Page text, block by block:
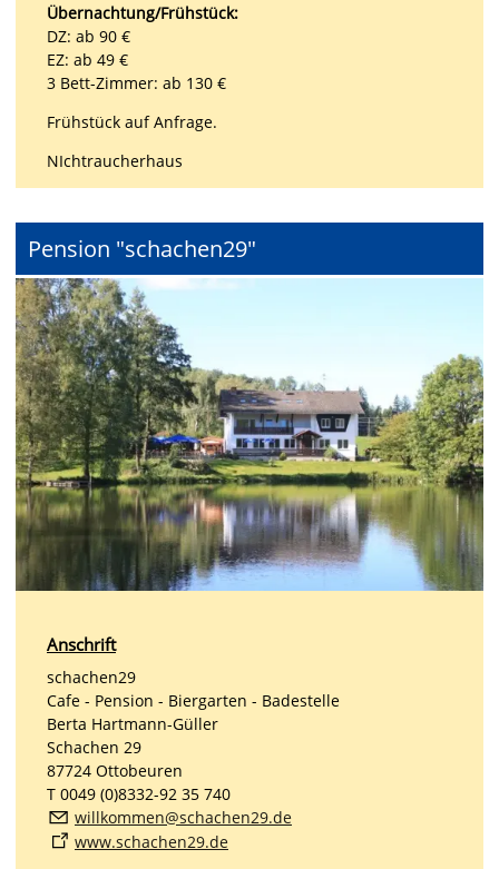
Übernachtung/Frühstück:
DZ: ab 90 €
EZ: ab 49 €
3 Bett-Zimmer: ab 130 €
Frühstück auf Anfrage.
NIchtraucherhaus
Pension "schachen29"
Anschrift
schachen29
Cafe - Pension - Biergarten - Badestelle
Berta Hartmann-Güller
Schachen 29
87724 Ottobeuren
T 0049 (0)8332-92 35 740
willkommen@schachen29.de
www.schachen29.de